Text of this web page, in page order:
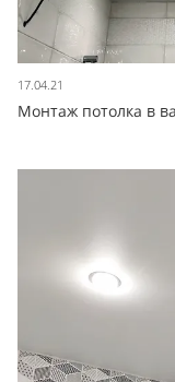
17.04.21
Монтаж потолка в